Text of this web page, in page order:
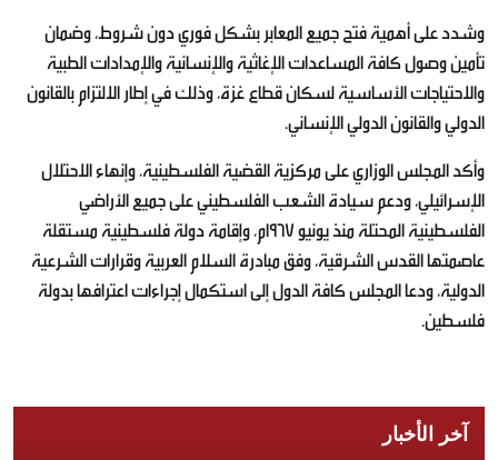
وشدد على أهمية فتح جميع المعابر بشكل فوري دون شروط، وضمان
تأمين وصول كافة المساعدات الإغاثية والإنسانية والإمدادات الطبية
والاحتياجات الأساسية لسكان قطاع غزة، وذلك في إطار الالتزام بالقانون
الدولي والقانون الدولي الإنساني.
وأكد المجلس الوزاري على مركزية القضية الفلسطينية، وإنهاء الاحتلال
الإسرائيلي، ودعم سيادة الشعب الفلسطيني على جميع الأراضي
الفلسطينية المحتلة منذ يونيو 1967م، وإقامة دولة فلسطينية مستقلة
عاصمتها القدس الشرقية، وفق مبادرة السلام العربية وقرارات الشرعية
الدولية، ودعا المجلس كافة الدول إلى استكمال إجراءات اعترافها بدولة
فلسطين.
آخر الأخبار